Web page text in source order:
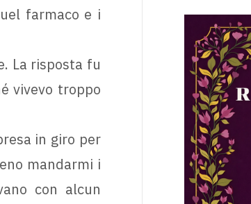
farmaco e i
La risposta fu
vivevo troppo
in giro per
mandarmi i
con alcun